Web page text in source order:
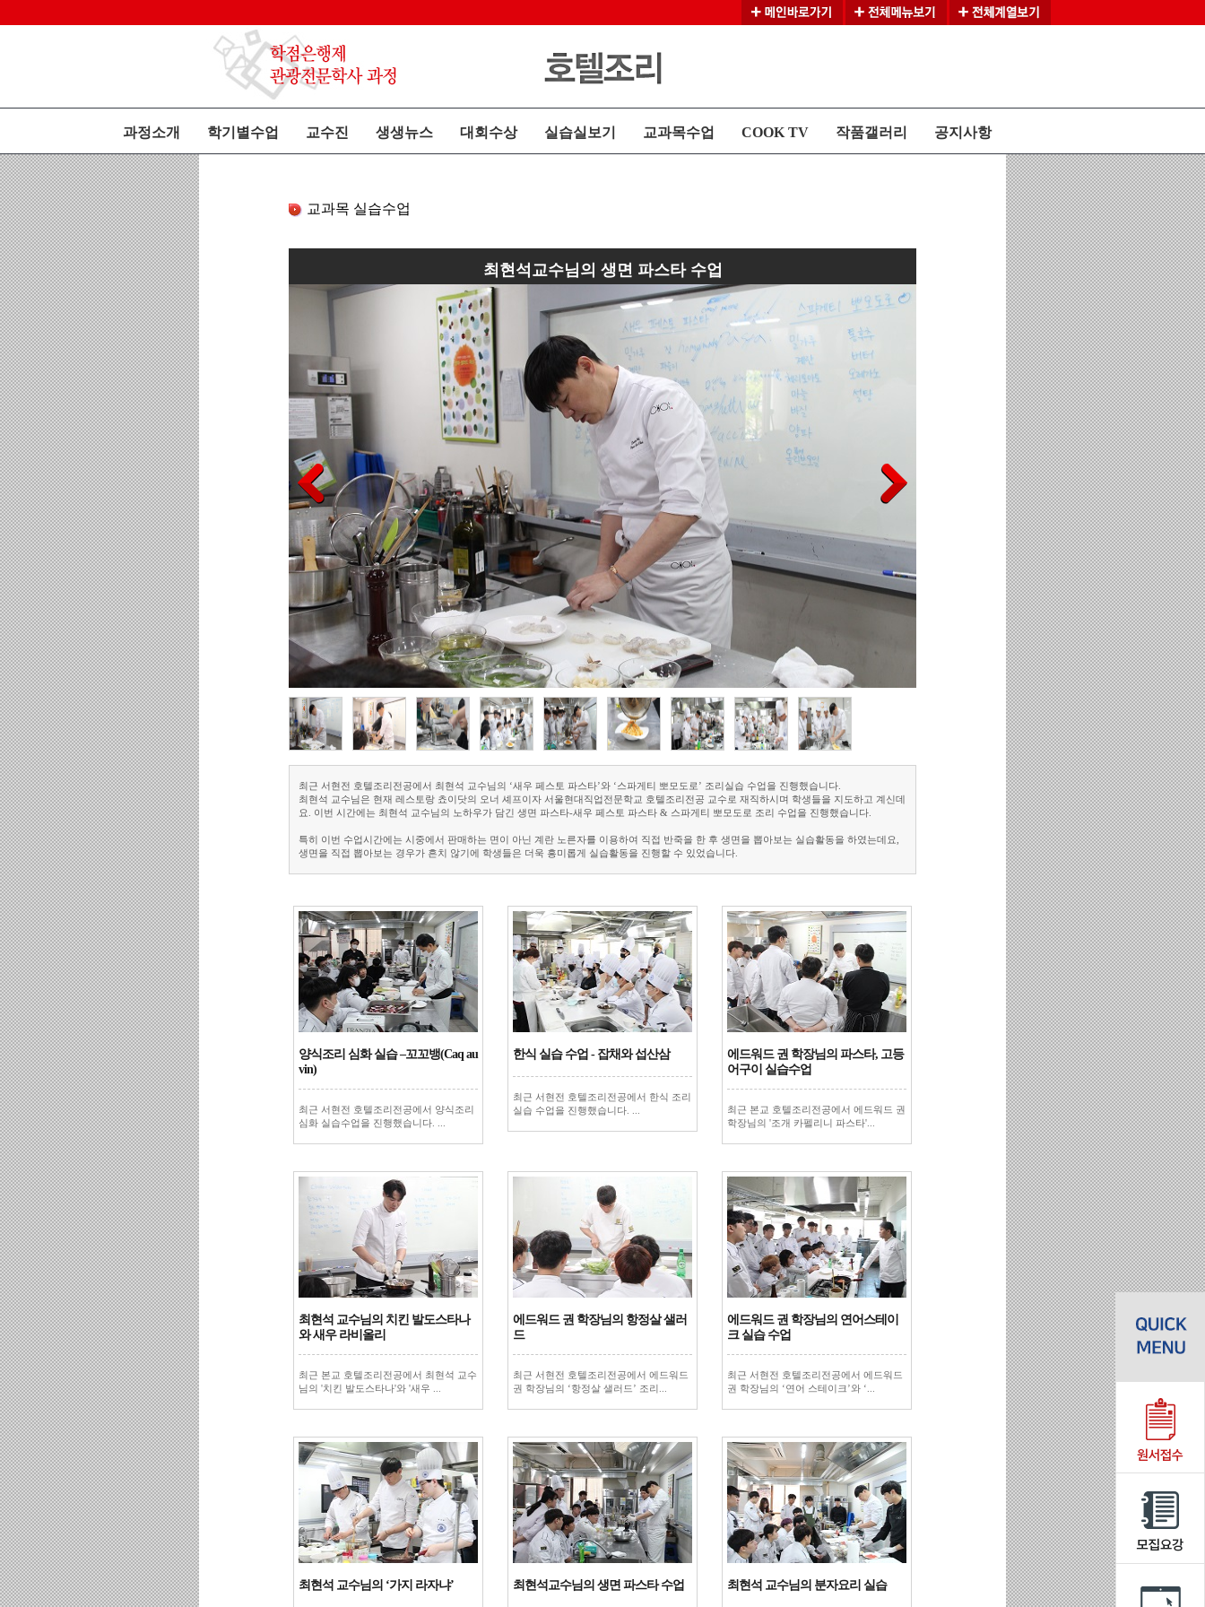
과정소개 학기별수업 교수진 생생뉴스 대회수상 실습실보기 교과목수업 COOK TV 작품갤러리 공지사항
교과목 실습수업
최현석교수님의 생면 파스타 수업
최근 서현전 호텔조리전공에서 최현석 교수님의 ‘새우 페스토 파스타’와 ‘스파게티 뽀모도로’ 조리실습 수업을 진행했습니다.
최현석 교수님은 현재 레스토랑 쵸이닷의 오너 셰프이자 서울현대직업전문학교 호텔조리전공 교수로 재직하시며 학생들을 지도하고 계신데
요. 이번 시간에는 최현석 교수님의 노하우가 담긴 생면 파스타-새우 페스토 파스타 & 스파게티 뽀모도로 조리 수업을 진행했습니다.
특히 이번 수업시간에는 시중에서 판매하는 면이 아닌 계란 노른자를 이용하여 직접 반죽을 한 후 생면을 뽑아보는 실습활동을 하였는데요,
생면을 직접 뽑아보는 경우가 흔치 않기에 학생들은 더욱 흥미롭게 실습활동을 진행할 수 있었습니다.
양식조리 심화 실습 –꼬꼬뱅(Caq au
vin)
최근 서현전 호텔조리전공에서 양식조리
심화 실습수업을 진행했습니다. ...
한식 실습 수업 - 잡채와 섭산삼
최근 서현전 호텔조리전공에서 한식 조리
실습 수업을 진행했습니다. ...
에드워드 권 학장님의 파스타, 고등
어구이 실습수업
최근 본교 호텔조리전공에서 에드워드 권
학장님의 '조개 카펠리니 파스타'...
최현석 교수님의 치킨 발도스타나
와 새우 라비올리
최근 본교 호텔조리전공에서 최현석 교수
님의 '치킨 발도스타나'와 '새우 ...
에드워드 권 학장님의 항정살 샐러
드
최근 서현전 호텔조리전공에서 에드워드
권 학장님의 ‘항정살 샐러드’ 조리...
에드워드 권 학장님의 연어스테이
크 실습 수업
최근 서현전 호텔조리전공에서 에드워드
권 학장님의 ‘연어 스테이크’와 ‘...
최현석 교수님의 ‘가지 라자냐’ 최현석교수님의 생면 파스타 수업 최현석 교수님의 분자요리 실습